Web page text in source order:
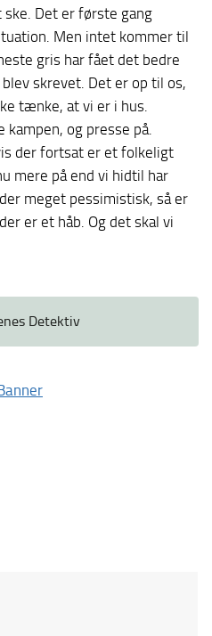
Det er første gang
Men intet kommer til
gris har fået det bedre
skrevet. Det er op til os,
tænke, at vi er i hus.
og presse på.
der fortsat er et folkeligt
mere på end vi hidtil har
meget pessimistisk, så er
er et håb. Og det skal vi
Detektiv